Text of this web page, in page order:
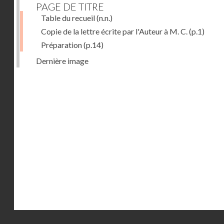
PAGE DE TITRE
Table du recueil(n.n.)
Copie de la lettre écrite par l'Auteur à M. C. (p.1)
Préparation(p.14)
Dernière image